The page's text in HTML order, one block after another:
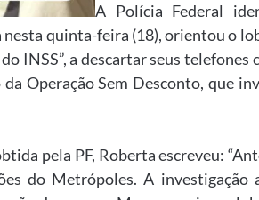
A Polícia Federal
nesta quinta-feira (18), orientou o
INSS”, a descartar seus
Operação Sem Desconto, que
pela PF, Roberta escreveu:
do Metrópoles. A